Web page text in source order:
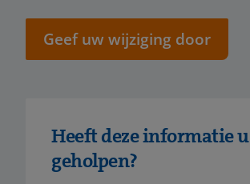
Geef uw wijziging door
Heeft deze informatie u
geholpen?